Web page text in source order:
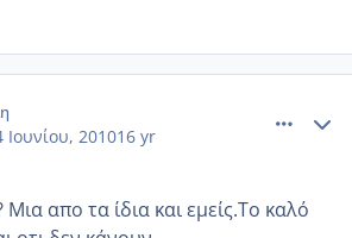
Ιουνίου, 201016 yr
Μια απο τα ίδια και εμείς.Το καλό